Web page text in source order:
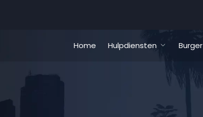
Home Hulpdiensten Burger